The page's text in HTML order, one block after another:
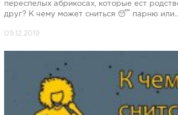
переспелых абрикосах, которые ест
друг? К чему может сниться 😴 парню